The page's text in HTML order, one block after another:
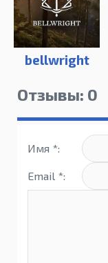
bellwright
Отзывы: 0
Имя *:
Email *: